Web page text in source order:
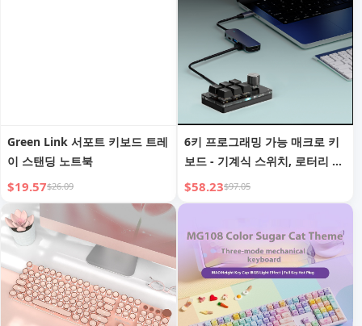
Green Link 서포트 키보드 트레
이 스탠딩 노트북
$19.57$26.09
6키 프로그래밍 가능 매크로 키
보드 - 기계식 스위치, 로터리 노
브, 핫스왑, 게임/그림 그리기
$58.23$97.05